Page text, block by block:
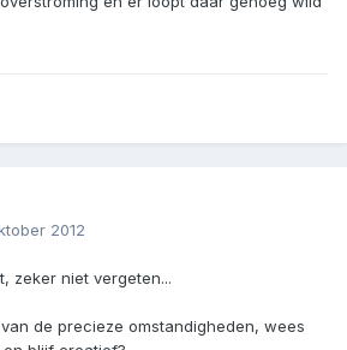
2012
zeker niet vergeten...
de precieze omstandigheden, wees